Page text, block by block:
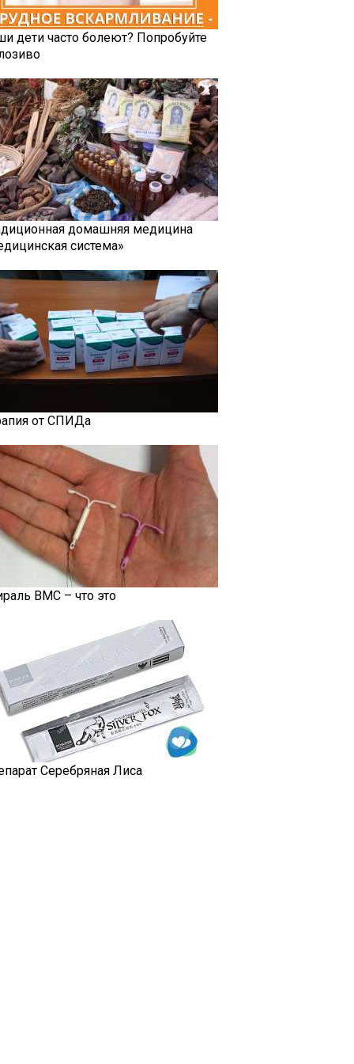
дети часто болеют? Попробуйте
домашняя медицина
система»
от СПИДа
ВМС – что это
Серебряная Лиса